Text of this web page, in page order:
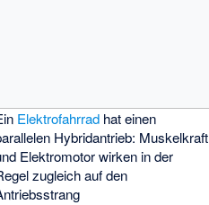
Elektrofahrrad hat einen
Hybridantrieb: Muskelkraft
Elektromotor wirken in der
zugleich auf den